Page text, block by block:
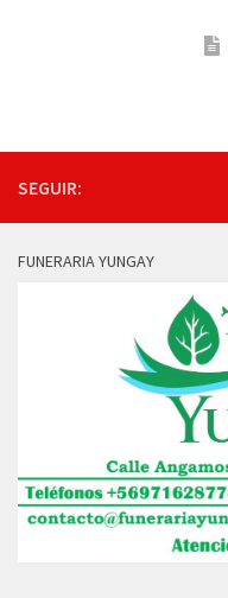
SEGUIR:
FUNERARIA YUNGAY